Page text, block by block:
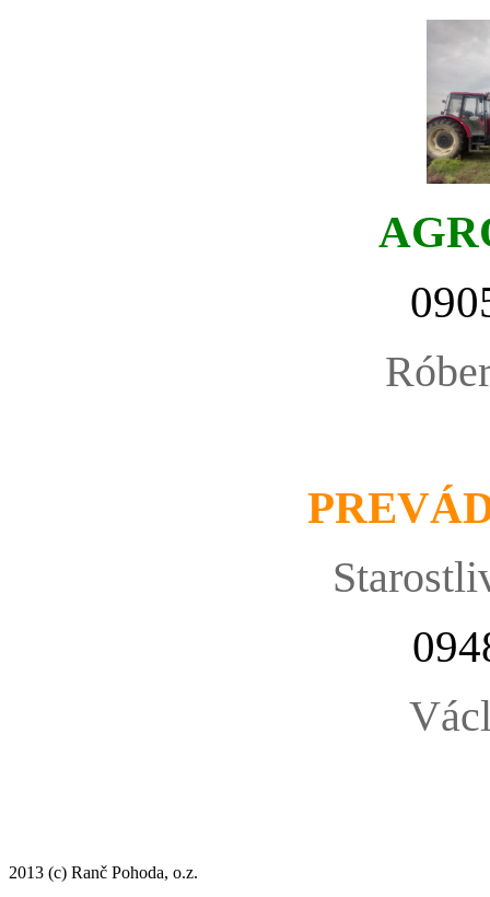
2013 (c) Ranč Pohoda, o.z.